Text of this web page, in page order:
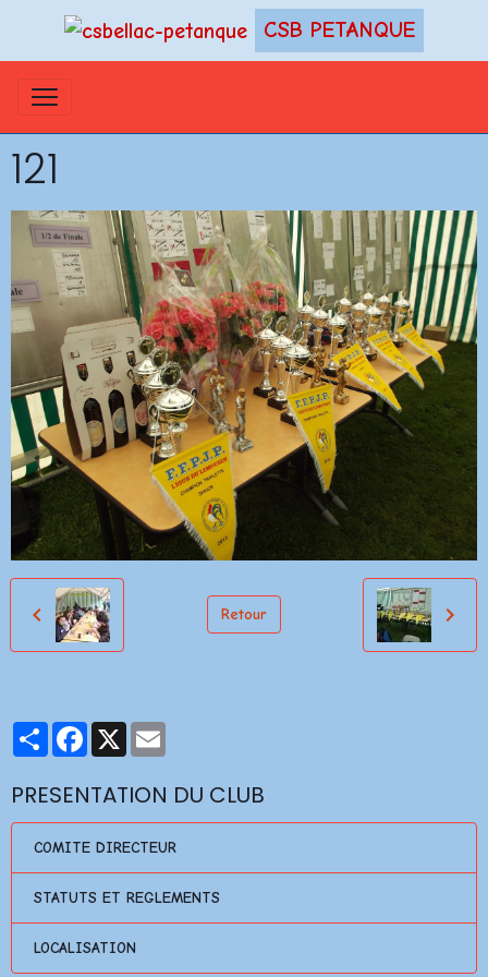
CSB PETANQUE
121
Retour
PartagerFacebook
X
PRESENTATION DU CLUB
COMITE DIRECTEUR
STATUTS ET REGLEMENTS
LOCALISATION